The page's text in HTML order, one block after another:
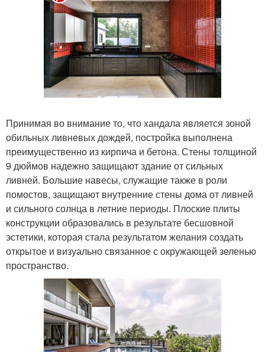
Принимая во внимание то, что хандала является зоной
обильных ливневых дождей, постройка выполнена
преимущественно из кирпича и бетона. Стены толщиной
9 дюймов надежно защищают здание от сильных
ливней. Большие навесы, служащие также в роли
помостов, защищают внутренние стены дома от ливней
и сильного солнца в летние периоды. Плоские плиты
конструкции образовались в результате бесшовной
эстетики, которая стала результатом желания создать
открытое и визуально связанное с окружающей зеленью
пространство.